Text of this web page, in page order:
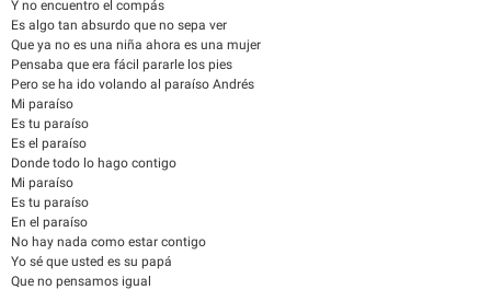
Y no encuentro el compás
Es algo tan absurdo que no sepa ver
Que ya no es una niña ahora es una mujer
Pensaba que era fácil pararle los pies
Pero se ha ido volando al paraíso Andrés
Mi paraíso
Es tu paraíso
Es el paraíso
Donde todo lo hago contigo
Mi paraíso
Es tu paraíso
En el paraíso
No hay nada como estar contigo
Yo sé que usted es su papá
Que no pensamos igual